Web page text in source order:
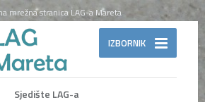
mrežna stranica LAG-a Mareta
IZBORNIK
Sjedište LAG-a